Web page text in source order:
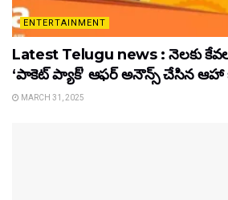
ENTERTAINMENT
Latest Telugu news : నెలకు
‘పాకెట్ ప్యాక్’ ఆఫర్ అనౌన్స్ చేసిన
MARCH 31, 2025